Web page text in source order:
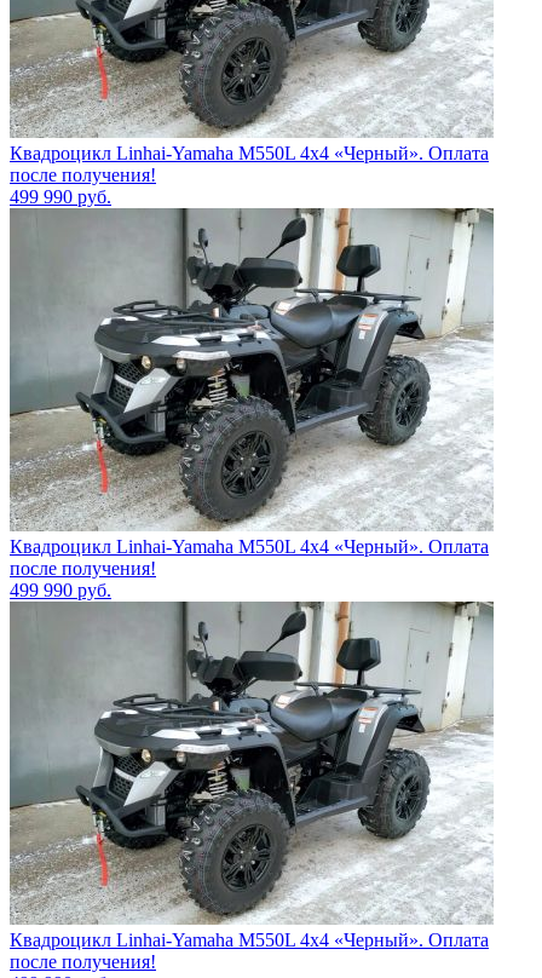
Квадроцикл Linhai-Yamaha M550L 4x4 «Черный». Оплата
после получения!
499 990 руб.
Квадроцикл Linhai-Yamaha M550L 4x4 «Черный». Оплата
после получения!
499 990 руб.
Квадроцикл Linhai-Yamaha M550L 4x4 «Черный». Оплата
после получения!